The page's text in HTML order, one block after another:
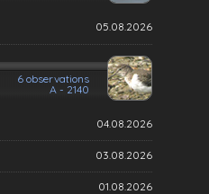
05.08.2026
6 observations
A - 2140
04.08.2026
03.08.2026
01.08.2026